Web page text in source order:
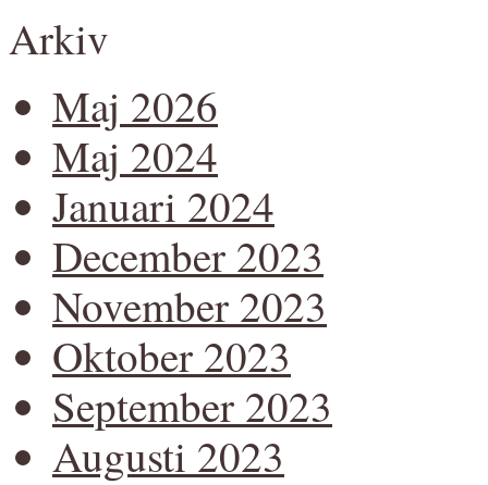
Arkiv
Maj 2026
Maj 2024
Januari 2024
December 2023
November 2023
Oktober 2023
September 2023
Augusti 2023